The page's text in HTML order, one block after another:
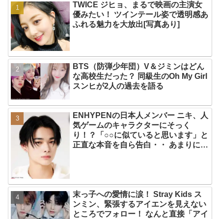
TWICE ジヒョ、まるで映画の主演女
優みたい！ ツインテール姿で透明感あ
ふれる魅力を大放出[写真あり]
BTS（防弾少年団）V＆ジミンはどん
な高校生だった？ 同級生のOh My Girl
スンヒが2人の過去を語る
ENHYPENの日本人メンバー ニキ、人
気ゲームのキャラクターにそっく
り！？「○○に似ていると思います」と
正直な本音を自ら告白・・ あまりにも
末っ子への愛情に涙！ Stray Kids ス
ンミン、緊張するアイエンを見えない
ところでフォロー！ なんと直接「アイ